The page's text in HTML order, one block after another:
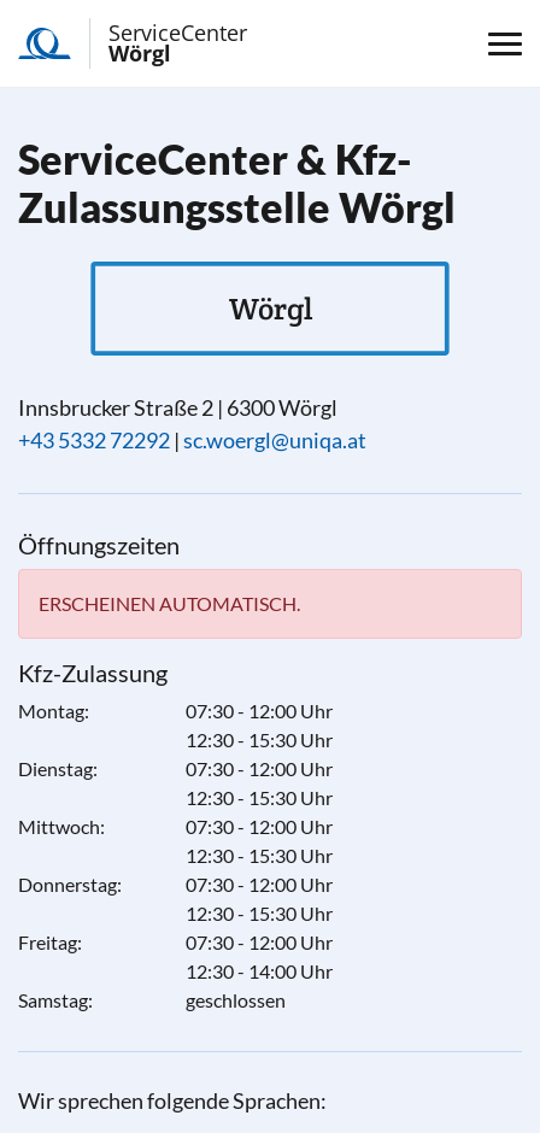
ServiceCenter
Wörgl
ServiceCenter & Kfz-
Zulassungsstelle Wörgl
Wörgl
Innsbrucker Straße 2 | 6300Wörgl
+43 5332 72292 |sc.woergl@uniqa.at
Öffnungszeiten
ERSCHEINEN AUTOMATISCH.
Kfz-Zulassung
Montag:
07:30 - 12:00 Uhr
12:30 - 15:30 Uhr
Dienstag:
07:30 - 12:00 Uhr
12:30 - 15:30 Uhr
Mittwoch:
07:30 - 12:00 Uhr
12:30 - 15:30 Uhr
Donnerstag:
07:30 - 12:00 Uhr
12:30 - 15:30 Uhr
Freitag:
07:30 - 12:00 Uhr
12:30 - 14:00 Uhr
Samstag:
geschlossen
Wir sprechen folgende Sprachen: